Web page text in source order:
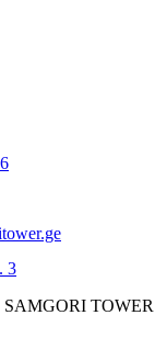
3
TOWER